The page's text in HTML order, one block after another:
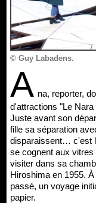
© Guy Labadens.
A na, reporter,
d'attractions "Le
Juste avant son
fille sa séparation
disparaissent… c'est
se cognent aux vitres
visiter dans sa
Hiroshima en 1955.
passé, un voyage
papier.